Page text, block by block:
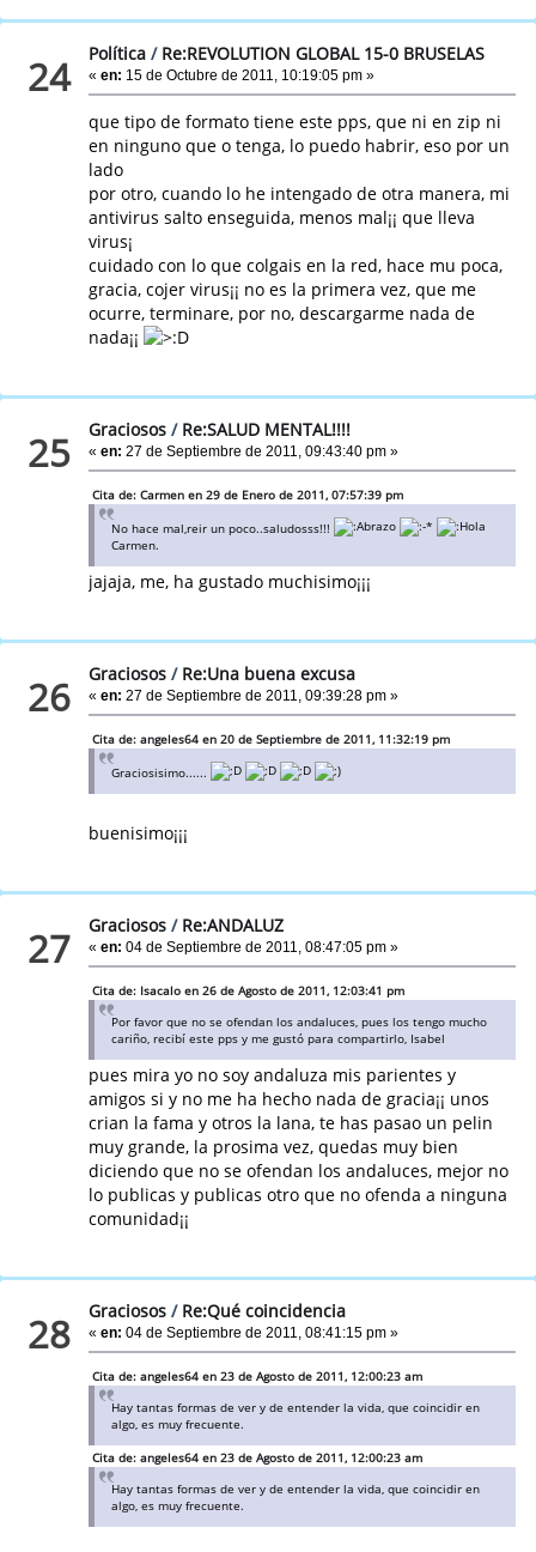
24 Política / Re:REVOLUTION GLOBAL 15-0 BRUSELAS
«en: 15 de Octubre de 2011, 10:19:05 pm »
que tipo de formato tiene este pps, que ni en zip ni
en ninguno que o tenga, lo puedo habrir, eso por un
lado
por otro, cuando lo he intengado de otra manera, mi
antivirus salto enseguida, menos mal¡¡ que lleva
virus¡
cuidado con lo que colgais en la red, hace mu poca,
gracia, cojer virus¡¡ no es la primera vez, que me
ocurre, terminare, por no, descargarme nada de
nada¡¡
25 Graciosos / Re:SALUD MENTAL!!!!
«en: 27 de Septiembre de 2011, 09:43:40 pm »
Cita de: Carmen en 29 de Enero de 2011, 07:57:39 pm
No hace mal,reir un poco..saludosss!!!
Carmen.
jajaja, me, ha gustado muchisimo¡¡¡
26 Graciosos / Re:Una buena excusa
«en: 27 de Septiembre de 2011, 09:39:28 pm »
Cita de: angeles64 en 20 de Septiembre de 2011, 11:32:19 pm
Graciosisimo......
buenisimo¡¡¡
27 Graciosos / Re:ANDALUZ
«en: 04 de Septiembre de 2011, 08:47:05 pm »
Cita de: Isacalo en 26 de Agosto de 2011, 12:03:41 pm
Por favor que no se ofendan los andaluces, pues los tengo mucho
cariño, recibí este pps y me gustó para compartirlo, Isabel
pues mira yo no soy andaluza mis parientes y
amigos si y no me ha hecho nada de gracia¡¡ unos
crian la fama y otros la lana, te has pasao un pelin
muy grande, la prosima vez, quedas muy bien
diciendo que no se ofendan los andaluces, mejor no
lo publicas y publicas otro que no ofenda a ninguna
comunidad¡¡
28 Graciosos / Re:Qué coincidencia
«en: 04 de Septiembre de 2011, 08:41:15 pm »
Cita de: angeles64 en 23 de Agosto de 2011, 12:00:23 am
Hay tantas formas de ver y de entender la vida, que coincidir en
algo, es muy frecuente.
Cita de: angeles64 en 23 de Agosto de 2011, 12:00:23 am
Hay tantas formas de ver y de entender la vida, que coincidir en
algo, es muy frecuente.